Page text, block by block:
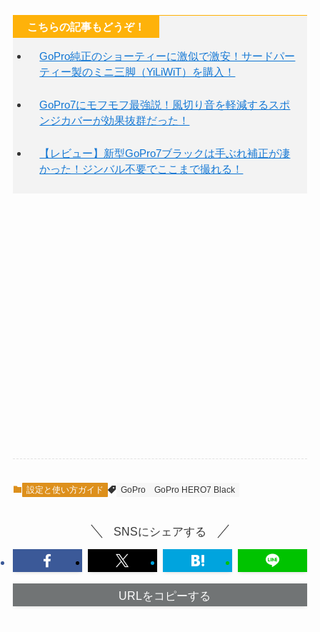
こちらの記事もどうぞ！
GoPro純正のショーティーに激似で激安！サードパー
ティー製のミニ三脚（YiLiWiT）を購入！
GoPro7にモフモフ最強説！風切り音を軽減するスポ
ンジカバーが効果抜群だった！
【レビュー】新型GoPro7ブラックは手ぶれ補正が凄
かった！ジンバル不要でここまで撮れる！
設定と使い方ガイド GoPro GoPro HERO7 Black
SNSにシェアする
URLをコピーする